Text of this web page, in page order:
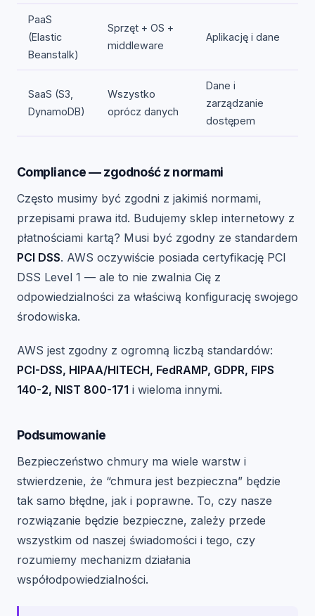
PaaS
(Elastic
Beanstalk)
Sprzęt + OS +
middleware
Aplikację i dane
SaaS (S3,
DynamoDB)
Wszystko
oprócz danych
Dane i
zarządzanie
dostępem
Compliance — zgodność z normami
Często musimy być zgodni z jakimiś normami,
przepisami prawa itd. Budujemy sklep internetowy z
płatnościami kartą? Musi być zgodny ze standardem
PCI DSS. AWS oczywiście posiada certyfikację PCI
DSS Level 1 — ale to nie zwalnia Cię z
odpowiedzialności za właściwą konfigurację swojego
środowiska.
AWS jest zgodny z ogromną liczbą standardów:
PCI-DSS, HIPAA/HITECH, FedRAMP, GDPR, FIPS
140-2, NIST 800-171 i wieloma innymi.
Podsumowanie
Bezpieczeństwo chmury ma wiele warstw i
stwierdzenie, że “chmura jest bezpieczna” będzie
tak samo błędne, jak i poprawne. To, czy nasze
rozwiązanie będzie bezpieczne, zależy przede
wszystkim od naszej świadomości i tego, czy
rozumiemy mechanizm działania
współodpowiedzialności.